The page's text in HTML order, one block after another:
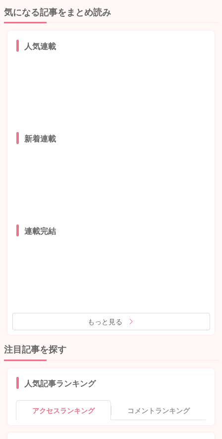
気になる記事をまとめ読み
人気連載
新着連載
連載完結
もっと見る
注目記事を探す
人気記事ランキング
アクセスランキング コメントランキング